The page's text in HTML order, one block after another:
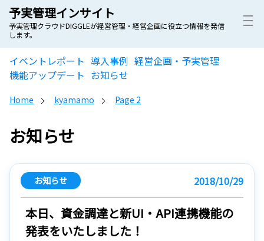
予実管理インサイト
予実管理クラウドDIGGLEが経営管理・経営企画に役立つ情報を発信
します。
イベントレポート 導入事例 経営企画・予実管理
機能アップデート お知らせ
Home kyamamo Page 2
お知らせ
お知らせ 2018/10/29
本日、資金調達と新UI・API連携機能の
発表をいたしました！